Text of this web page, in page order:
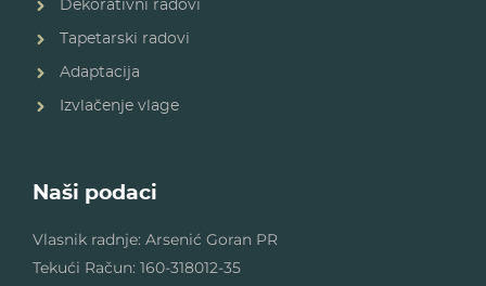
Dekorativni radovi
Tapetarski radovi
Adaptacija
Izvlačenje vlage
Naši podaci
Vlasnik radnje: Arsenić Goran PR
Tekući Račun: 160-318012-35